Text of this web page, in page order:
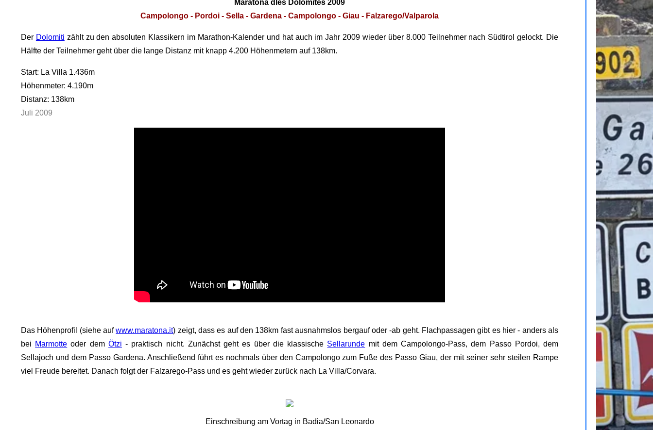
Maratona dles Dolomites 2009
Campolongo - Pordoi - Sella - Gardena - Campolongo - Giau - Falzarego/Valparola
Der Dolomiti zählt zu den absoluten Klassikern im Marathon-Kalender und hat auch im Jahr 2009 wieder über 8.000 Teilnehmer nach Südtirol gelockt. Die
Hälfte der Teilnehmer geht über die lange Distanz mit knapp 4.200 Höhenmetern auf 138km.
Start: La Villa 1.436m
Höhenmeter: 4.190m
Distanz: 138km
Juli 2009
Das Höhenprofil (siehe aufwww.maratona.it) zeigt, dass es auf den 138km fast ausnahmslos bergauf oder -ab geht. Flachpassagen gibt es hier - anders als
bei Marmotte oder dem Ötzi - praktisch nicht. Zunächst geht es über die klassische Sellarunde mit dem Campolongo-Pass, dem Passo Pordoi, dem
Sellajoch und dem Passo Gardena. Anschließend führt es nochmals über den Campolongo zum Fuße des Passo Giau, der mit seiner sehr steilen Rampe
viel Freude bereitet. Danach folgt der Falzarego-Pass und es geht wieder zurück nach La Villa/Corvara.
Einschreibung am Vortag in Badia/San Leonardo